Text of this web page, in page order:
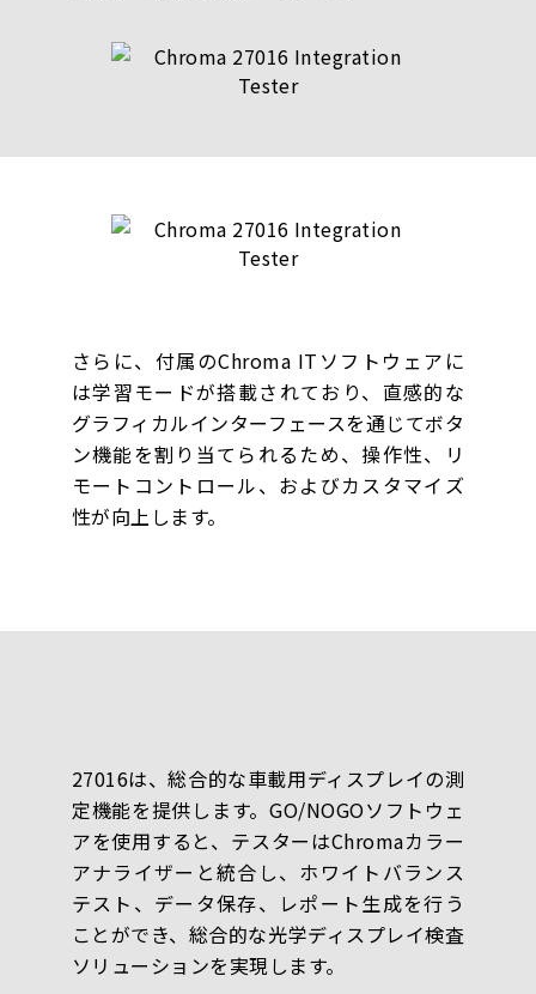
さらに、付属のChroma ITソフトウェアに
は学習モードが搭載されており、直感的な
グラフィカルインターフェースを通じてボタ
ン機能を割り当てられるため、操作性、リ
モートコントロール、およびカスタマイズ
性が向上します。
27016は、総合的な車載用ディスプレイの測
定機能を提供します。GO/NOGOソフトウェ
アを使用すると、テスターはChromaカラー
アナライザーと統合し、ホワイトバランス
テスト、データ保存、レポート生成を行う
ことができ、総合的な光学ディスプレイ検査
ソリューションを実現します。